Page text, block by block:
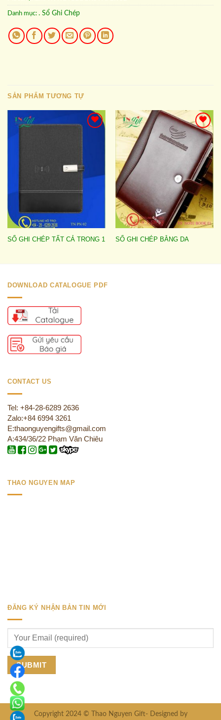
Danh mục: . Sổ Ghi Chép
SẢN PHẨM TƯƠNG TỰ
Add to
wishlist
SỔ GHI CHÉP TẤT CẢ TRONG 1
Add to
wishlist
SỔ GHI CHÉP BẰNG DA
DOWNLOAD CATALOGUE PDF
CONTACT US
Tel: +84-28-6289 2636
Zalo:+84 6994 3261
E:thaonguyengifts@gmail.com
A:434/36/22 Phạm Văn Chiêu
THAO NGUYEN MAP
ĐĂNG KÝ NHẬN BẢN TIN MỚI
Copyright 2024 © Thao Nguyen Gift- Designed by